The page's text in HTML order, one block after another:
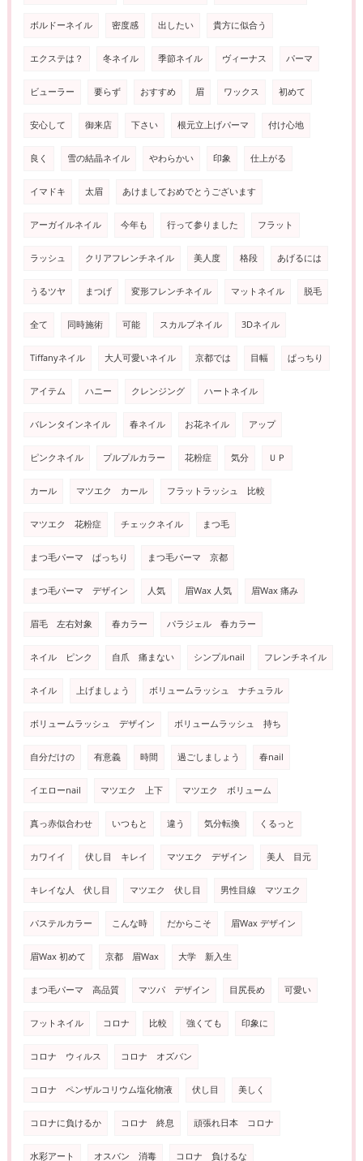
ボルドーネイル 密度感 出したい 貴方に似合う
エクステは？ 冬ネイル 季節ネイル ヴィーナス パーマ
ビューラー 要らず おすすめ 眉 ワックス 初めて
安心して 御来店 下さい 根元立上げパーマ 付け心地
良く 雪の結晶ネイル やわらかい 印象 仕上がる
イマドキ 太眉 あけましておめでとうございます
アーガイルネイル 今年も 行って参りました フラット
ラッシュ クリアフレンチネイル 美人度 格段 あげるには
うるツヤ まつげ 変形フレンチネイル マットネイル 脱毛
全て 同時施術 可能 スカルプネイル 3Dネイル
Tiffanyネイル 大人可愛いネイル 京都では 目幅 ぱっちり
アイテム ハニー クレンジング ハートネイル
バレンタインネイル 春ネイル お花ネイル アップ
ピンクネイル プルプルカラー 花粉症 気分 ＵＰ
カール マツエク カール フラットラッシュ 比較
マツエク 花粉症 チェックネイル まつ毛
まつ毛パーマ ぱっちり まつ毛パーマ 京都
まつ毛パーマ デザイン 人気 眉Wax 人気 眉Wax 痛み
眉毛 左右対象 春カラー パラジェル 春カラー
ネイル ピンク 自爪 痛まない シンプルnail フレンチネイル
ネイル 上げましょう ボリュームラッシュ ナチュラル
ボリュームラッシュ デザイン ボリュームラッシュ 持ち
自分だけの 有意義 時間 過ごしましょう 春nail
イエローnail マツエク 上下 マツエク ボリューム
真っ赤似合わせ いつもと 違う 気分転換 くるっと
カワイイ 伏し目 キレイ マツエク デザイン 美人 目元
キレイな人 伏し目 マツエク 伏し目 男性目線 マツエク
パステルカラー こんな時 だからこそ 眉Wax デザイン
眉Wax 初めて 京都 眉Wax 大学 新入生
まつ毛パーマ 高品質 マツパ デザイン 目尻長め 可愛い
フットネイル コロナ 比較 強くても 印象に
コロナ ウィルス コロナ オズバン
コロナ ペンザルコリウム塩化物液 伏し目 美しく
コロナに負けるか コロナ 終息 頑張れ日本 コロナ
水彩アート オスバン 消毒 コロナ 負けるな